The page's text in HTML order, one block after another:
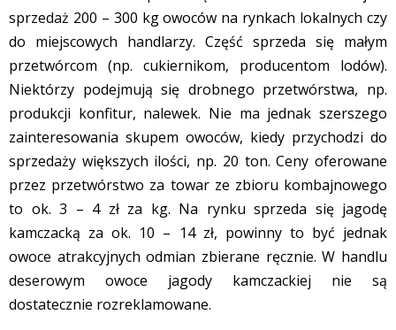
sprzedaż 200 – 300 kg owoców na rynkach lokalnych czy
do miejscowych handlarzy. Część sprzeda się małym
przetwórcom (np. cukiernikom, producentom lodów).
Niektórzy podejmują się drobnego przetwórstwa, np.
produkcji konfitur, nalewek. Nie ma jednak szerszego
zainteresowania skupem owoców, kiedy przychodzi do
sprzedaży większych ilości, np. 20 ton. Ceny oferowane
przez przetwórstwo za towar ze zbioru kombajnowego
to ok. 3 – 4 zł za kg. Na rynku sprzeda się jagodę
kamczacką za ok. 10 – 14 zł, powinny to być jednak
owoce atrakcyjnych odmian zbierane ręcznie. W handlu
deserowym owoce jagody kamczackiej nie są
dostatecznie rozreklamowane.